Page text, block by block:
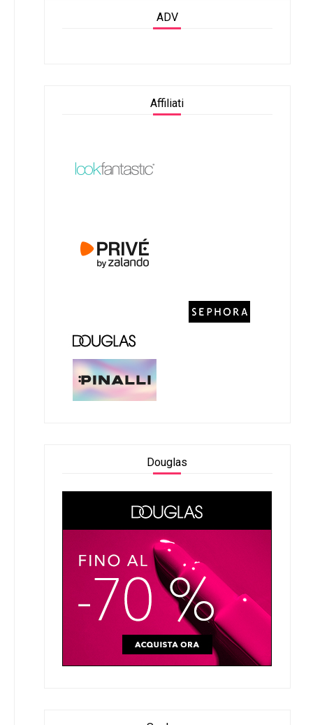
ADV
Affiliati
Douglas